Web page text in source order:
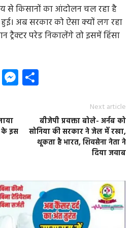
से किसानों का आंदोलन चल रहा है
अब सरकार को ऐसा क्यों लग रहा
ट्रैक्टर परेड निकालेंगे तो इसमें हिंसा
Telegram
Messenger
के इस
Next article
बीजेपी प्रवक्ता बोले- अर्नब को
सोनिया की सरकार ने जेल में रखा,
थूकता है भारत, शिवसेना नेता ने
दिया जवाब